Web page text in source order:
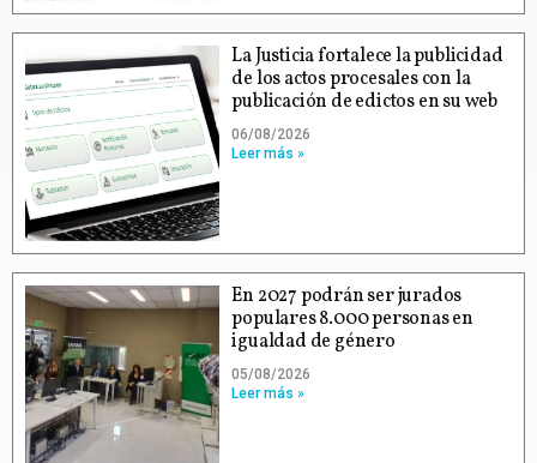
La Justicia fortalece la publicidad
de los actos procesales con la
publicación de edictos en su web
06/08/2026
Leer más »
En 2027 podrán ser jurados
populares 8.000 personas en
igualdad de género
05/08/2026
Leer más »